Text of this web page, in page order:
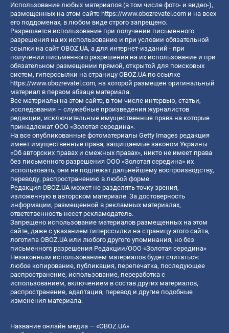
Использование любых материалов (в том числе фото- и видео-),
размещенных на этом сайте https://www.obozrevatel.com и на всех
его поддоменах, в любом виде строго запрещено.
Разрешается использование при получении письменного
разрешения на их использование и при условии обязательной
ссылки на сайт OBOZ.UA, а для интернет-изданий - при
получении письменного разрешения на их использование и при
обязательном размещении прямой, открытой для поисковых
систем, гиперссылки на страницу OBOZ.UA по ссылке
https://www.obozrevatel.com, на которой размещен оригинальный
материал в первом абзаце материала.
Все материалы на этом сайте, в том числе интервью, статьи,
исследования – служебные произведения журналистов
редакции, исключительные имущественные права на которые
принадлежат ООО «Золотая середина».
На все опубликованные фотоматериалы Getty Images редакция
имеет имущественные права, защищаемые законом Украины
«Об авторских правах и смежных правах», никто не имеет права
без письменного разрешения ООО «Золотая середина» их
использовать, они не подлежат дальнейшему воспроизводству,
переводу, распространению в любой форме.
Редакция OBOZ.UA может не разделять точку зрения,
изложенную в авторском материале. За достоверность
информации, размещенной в рекламных материалах,
ответственность несет рекламодатель.
Запрещено использование материалов размещенных на этом
сайте, даже с указанием гиперссылки на страницу этого сайта,
логотипа OBOZ.UA или любого другого упоминания, но без
письменного разрешения Редакции/ООО «Золотая середина»
Незаконным использованием материалов будет считаться:
любое копирование, публикация, перепечатка, последующее
распространение, использование, переработка с
использованием, включением в состав других материалов,
распространение, адаптация, перевод и другие подобные
изменения материала.
Название онлайн медиа — «OBOZ.UA»